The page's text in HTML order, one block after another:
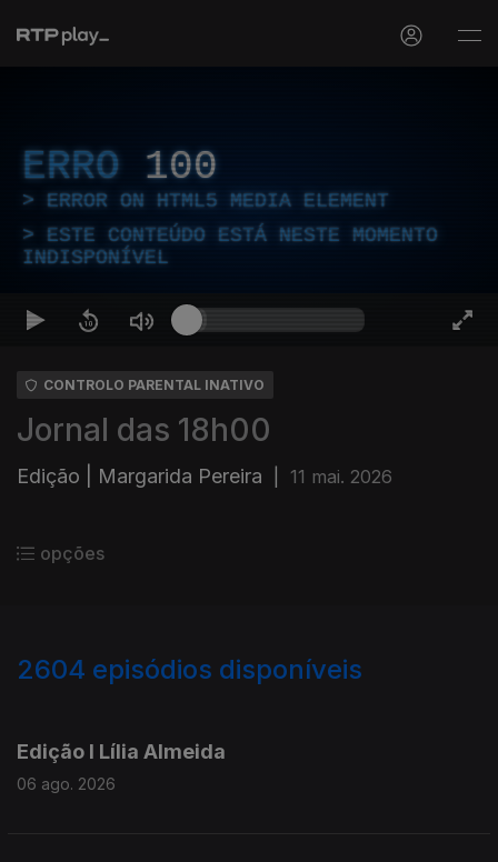
ERRO 100
ERROR ON HTML5 MEDIA ELEMENT
ESTE CONTEÚDO ESTÁ NESTE MOMENTO
INDISPONÍVEL
CONTROLO PARENTAL INATIVO
Jornal das 18h00
Edição | Margarida Pereira 11 mai. 2026
opções
2604 episódios disponíveis
Edição I Lília Almeida
06 ago. 2026